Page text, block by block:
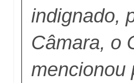
indignado,
Câmara, o
mencionou